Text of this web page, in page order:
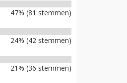
47% (81 stemmen)
24% (42 stemmen)
21% (36 stemmen)